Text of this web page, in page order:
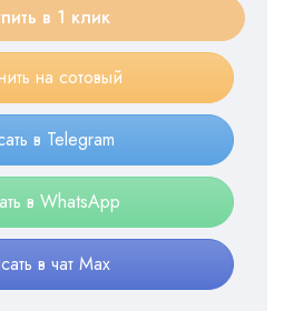
в 1 клик
на сотовый
в Telegram
в WhatsApp
в чат Max